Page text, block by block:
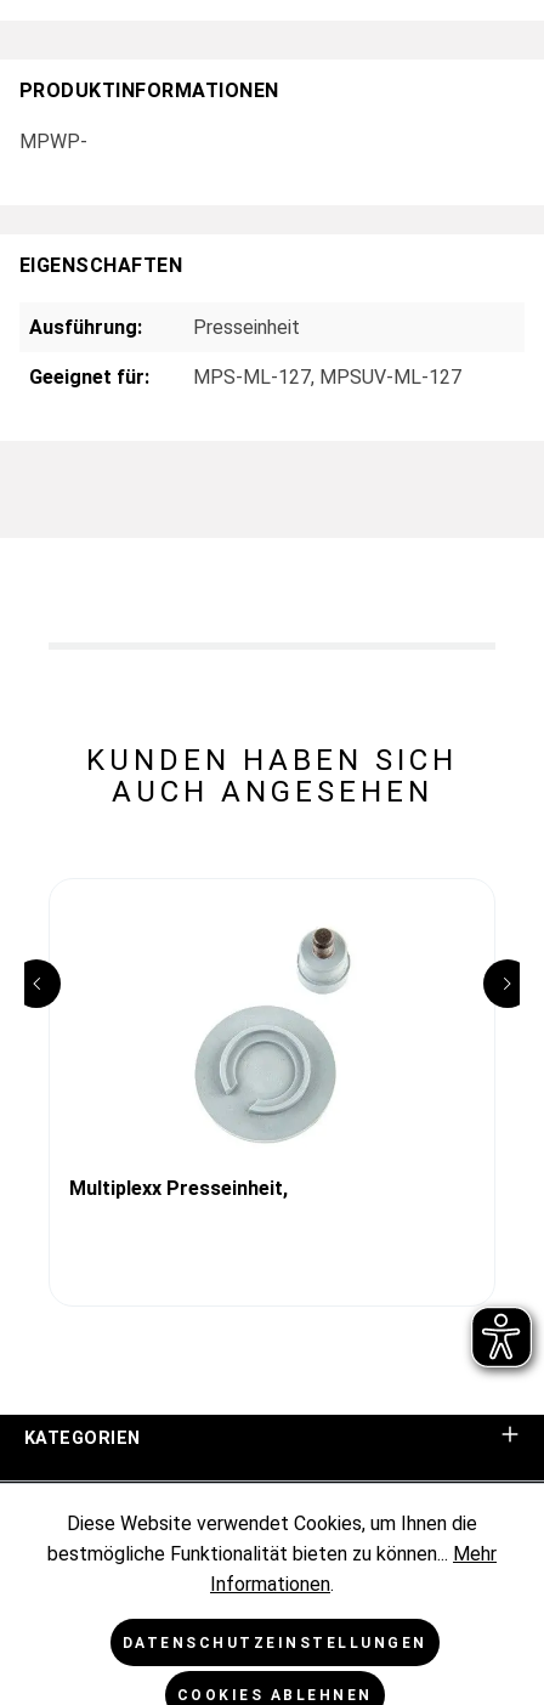
PRODUKTINFORMATIONEN
MPWP-
EIGENSCHAFTEN
Ausführung: Presseinheit
Geeignet für: MPS-ML-127, MPSUV-ML-127
KUNDEN HABEN SICH
AUCH ANGESEHEN
Multiplexx Presseinheit,
KATEGORIEN
KUNDENINFORMATIONEN
RECHTLICHES
Diese Website verwendet Cookies, um Ihnen die
bestmögliche Funktionalität bieten zu können... Mehr
Informationen.
DATENSCHUTZEINSTELLUNGEN
COOKIES ABLEHNEN